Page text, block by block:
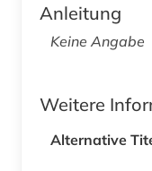
Anleitung
Keine Angabe
Weitere
Alternative